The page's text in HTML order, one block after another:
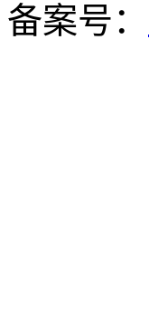
备案号：